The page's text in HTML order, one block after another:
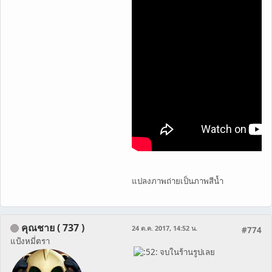
แปลงภาพถ่ายเป็นภาพสีน้ำ
คุณชาย ( 737 )
แป้งหมี่ตรา
#774
24 ต.ค. 2017, 14:52 น.
จบในร้านรูปเลย